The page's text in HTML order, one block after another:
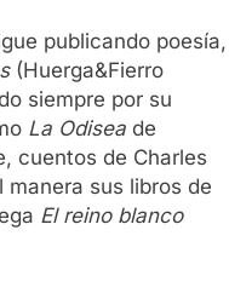
publicando poesía,
(Huerga&Fierro
siempre por su
La Odisea de
cuentos de Charles
sus libros de
El reino blanco